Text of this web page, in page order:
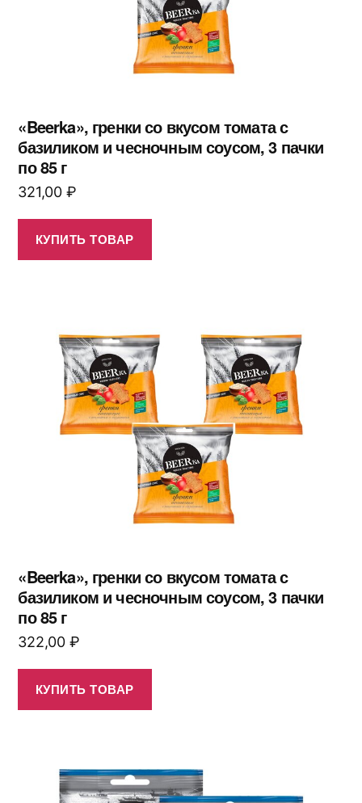
«Beerka», гренки со вкусом томата с
базиликом и чесночным соусом, 3 пачки
по 85 г
321,00 ₽
КУПИТЬ ТОВАР
«Beerka», гренки со вкусом томата с
базиликом и чесночным соусом, 3 пачки
по 85 г
322,00 ₽
КУПИТЬ ТОВАР